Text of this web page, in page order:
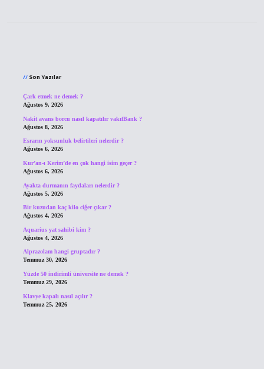
Son Yazılar
Çark etmek ne demek ?
Ağustos 9, 2026
Nakit avans borcu nasıl kapatılır vakıfBank ?
Ağustos 8, 2026
Esrarın yoksunluk belirtileri nelerdir ?
Ağustos 6, 2026
Kur’an-ı Kerim’de en çok hangi isim geçer ?
Ağustos 6, 2026
Ayakta durmanın faydaları nelerdir ?
Ağustos 5, 2026
Bir kuzudan kaç kilo ciğer çıkar ?
Ağustos 4, 2026
Aquarius yat sahibi kim ?
Ağustos 4, 2026
Alprazolam hangi gruptadır ?
Temmuz 30, 2026
Yüzde 50 indirimli üniversite ne demek ?
Temmuz 29, 2026
Klavye kapalı nasıl açılır ?
Temmuz 25, 2026